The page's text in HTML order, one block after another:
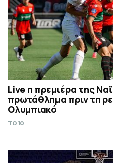
Live η πρεμιέρα της
πρωτάθλημα πριν τη
Ολυμπιακό
TO10